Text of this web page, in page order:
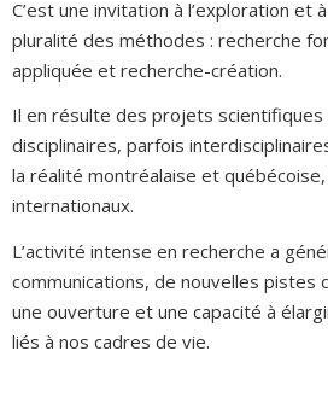
C’est une invitation à l’exploration et
pluralité des méthodes : recherche
appliquée et recherche-création.
Il en résulte des projets scientifiques
disciplinaires, parfois
la réalité montréalaise et québécoise,
internationaux.
L’activité intense en recherche a
communications, de nouvelles pistes
une ouverture et une capacité à
liés à nos cadres de vie.